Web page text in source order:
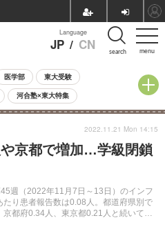
menu
Language
JP / CN search
医学部 東大受験
河合塾×東大特集
中学受験 小学校受験
過去問 人気記事
京都で増加…学級閉鎖
週（2022年11月7日～13日）のインフ
り患者報告数は0.08人。都道府県別で
都府0.34人、東京都0.21人と続いてい
2022.11.21 Mon 14:15